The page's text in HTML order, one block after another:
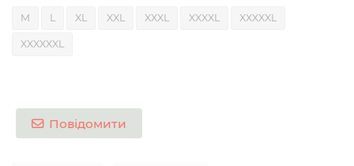
M L XL XXL XXXL XXXXL XXXXXL
XXXXXXL
Повідомити